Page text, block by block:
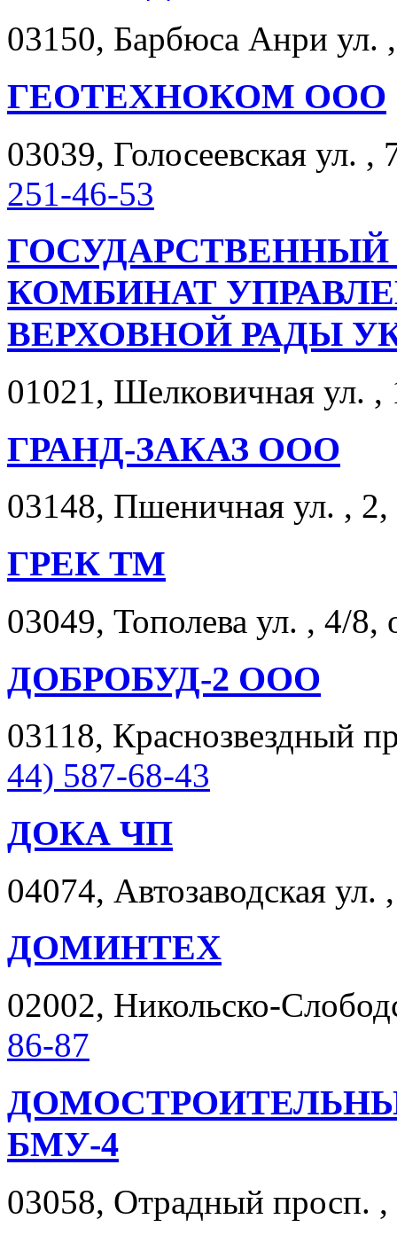
03150, Барбюса Анри ул.
ГЕОТЕХНОКОМ ООО
03039, Голосеевская ул.
251-46-53
КОМБИНАТ
ВЕРХОВНОЙ РАДЫ
01021, Шелковичная ул. ,
ГРАНД-ЗАКАЗ ООО
03148, Пшеничная ул. ,
ГРЕК ТМ
03049, Тополева ул. , 4/
ДОБРОБУД-2 ООО
03118, Краснозвездный
44) 587-68-43
ДОКА ЧП
04074, Автозаводская ул.
ДОМИНТЕХ
02002, Никольско-
86-87
БМУ-4
03058, Отрадный просп.